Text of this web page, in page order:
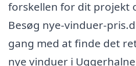
forskellen for dit projekt
Besøg nye-vinduer-
gang med at finde det
nye vinduer i